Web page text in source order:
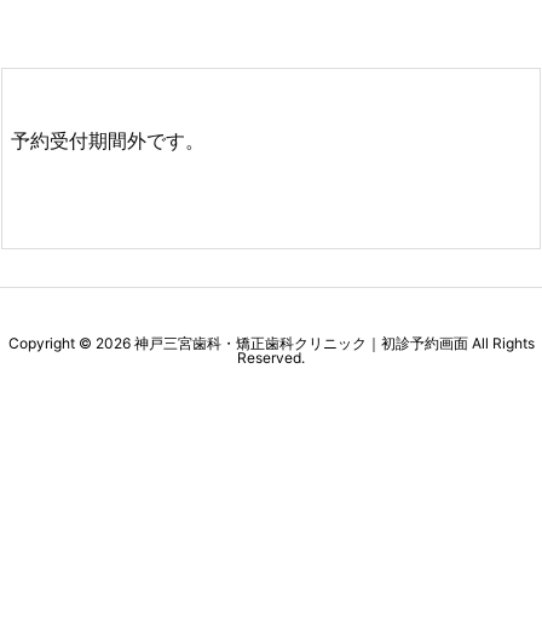
予約受付期間外です。
Copyright © 2026 神戸三宮歯科・矯正歯科クリニック｜初診予約画面All Rights
Reserved.